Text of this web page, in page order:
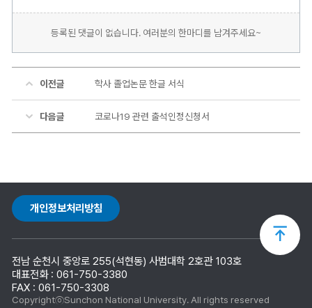
등록된 댓글이 없습니다. 여러분의 한마디를 남겨주세요~
이전글 학사 졸업논문 한글 서식
다음글 코로나19 관련 출석인정신청서
개인정보처리방침
전남 순천시 중앙로 255(석현동) 사범대학 2호관 103호
대표전화 : 061-750-3380
FAX : 061-750-3308
CopyrightⓒSunchon National University. All rights reserved
상